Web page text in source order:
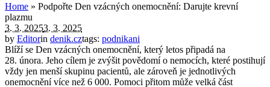
Home » Podpořte Den vzácných onemocnění: Darujte krevní
plazmu
3. 3. 20253. 3. 2025
by Editorin denik.cztags: podnikani
Blíží se Den vzácných onemocnění, který letos připadá na
28. února. Jeho cílem je zvýšit povědomí o nemocích, které postihují
vždy jen menší skupinu pacientů, ale zároveň je jednotlivých
onemocnění více než 6 000. Pomoci přitom může velká část